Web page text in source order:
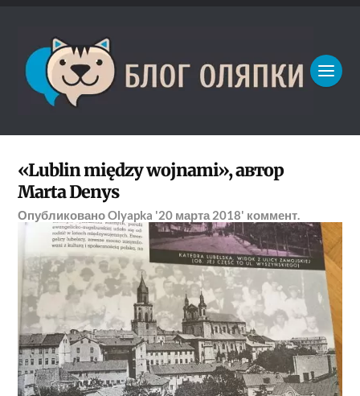
«Lublin między wojnami», автор
Marta Denys
ОпубликованоOlyapka '20 марта 2018' коммент.